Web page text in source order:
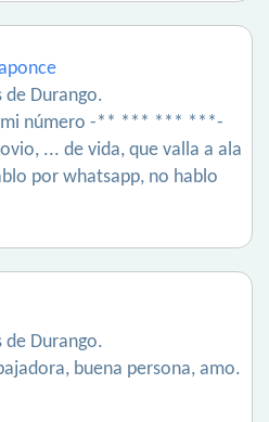
de Durango.
mi número -** *** *** ***-
... de vida, que valla a ala
por whatsapp, no hablo
de Durango.
buena persona, amo.